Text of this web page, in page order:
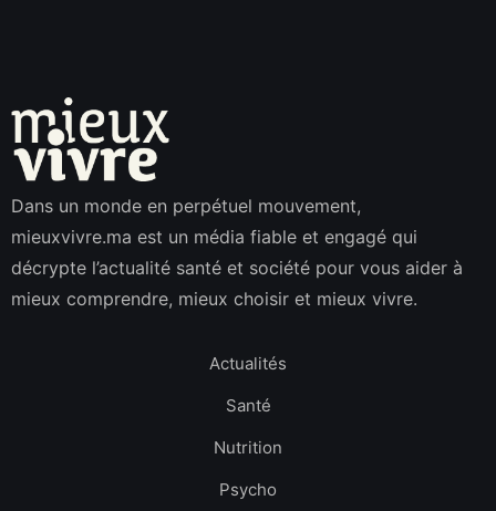
Dans un monde en perpétuel mouvement,
mieuxvivre.ma est un média fiable et engagé qui
décrypte l’actualité santé et société pour vous aider à
mieux comprendre, mieux choisir et mieux vivre.
Actualités
Santé
Nutrition
Psycho